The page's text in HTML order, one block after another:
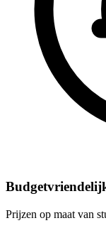
Prijzen op maat van